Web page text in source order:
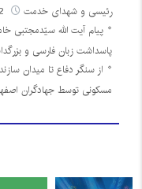
رئیسی و شهدای خدمت
پاسداشت زبان فارسی و
مسکونی توسط جهادگران